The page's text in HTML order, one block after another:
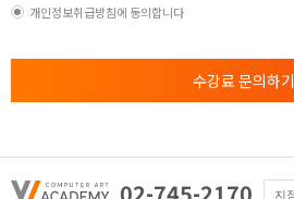
개인정보취급방침에 동의합니다
수강료 문의하기